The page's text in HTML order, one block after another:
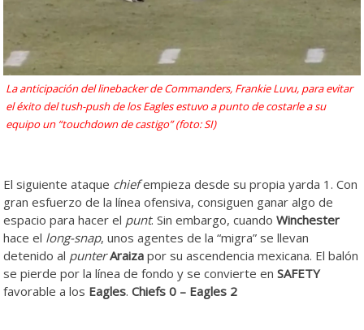
La anticipación del linebacker de Commanders, Frankie Luvu, para evitar
el éxito del tush-push de los Eagles estuvo a punto de costarle a su
equipo un “touchdown de castigo” (foto: SI)
El siguiente ataque chiefempieza desde su propia yarda 1. Con
gran esfuerzo de la línea ofensiva, consiguen ganar algo de
espacio para hacer el punt. Sin embargo, cuandoWinchester
hace el long-snap, unos agentes de la “migra” se llevan
detenido al punter Araiza por su ascendencia mexicana. El balón
se pierde por la línea de fondo y se convierte enSAFETY
favorable a los Eagles.Chiefs 0 – Eagles 2